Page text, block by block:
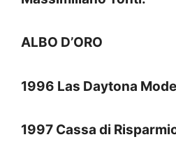
ALBO D’ORO
1996 Las Daytona
1997 Cassa di